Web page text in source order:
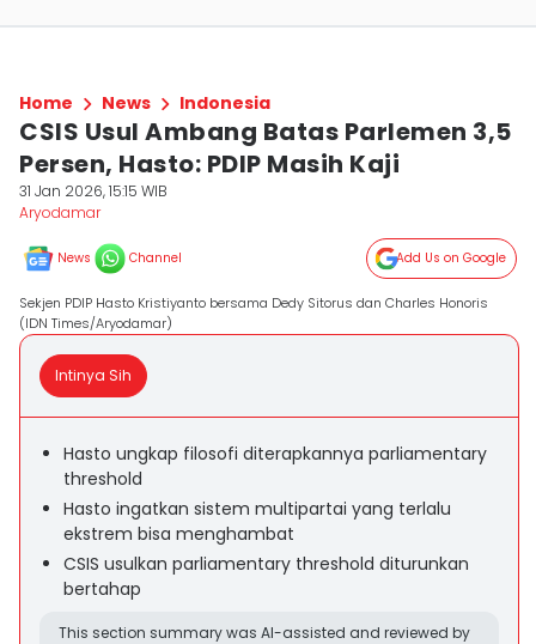
Home News Indonesia
CSIS Usul Ambang Batas Parlemen 3,5
Persen, Hasto: PDIP Masih Kaji
31 Jan 2026, 15:15 WIB
Aryodamar
News Channel Add Us on Google
Sekjen PDIP Hasto Kristiyanto bersama Dedy Sitorus dan Charles Honoris
(IDN Times/Aryodamar)
Intinya Sih
Hasto ungkap filosofi diterapkannya parliamentary
threshold
Hasto ingatkan sistem multipartai yang terlalu
ekstrem bisa menghambat
CSIS usulkan parliamentary threshold diturunkan
bertahap
This section summary was AI-assisted and reviewed by